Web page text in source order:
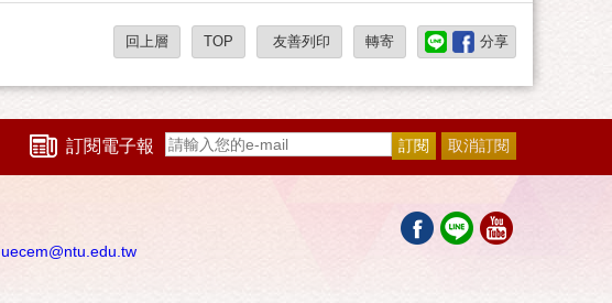
回上層 TOP 友善列印 轉寄 分享
訂閱電子報
uecem@ntu.edu.tw